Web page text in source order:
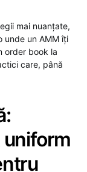
mai nuanțate,
unde un AMM îți
order book la
care, până